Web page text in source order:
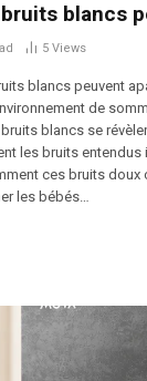
blancs
5 Views
blancs peuvent
de
blancs se
les bruits entendus
ces bruits
les bébés…